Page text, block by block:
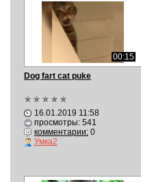
00:15
Dog fart cat puke
16.01.2019 11:58
просмотры: 541
комментарии:0
Умка2